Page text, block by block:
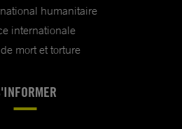
humanitaire
internationale
mort et torture